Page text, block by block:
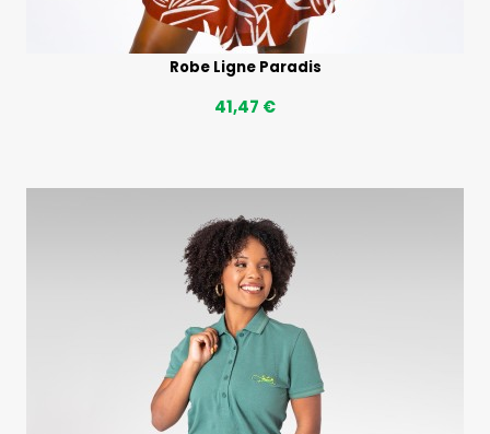
Robe Ligne Paradis
41,47 €